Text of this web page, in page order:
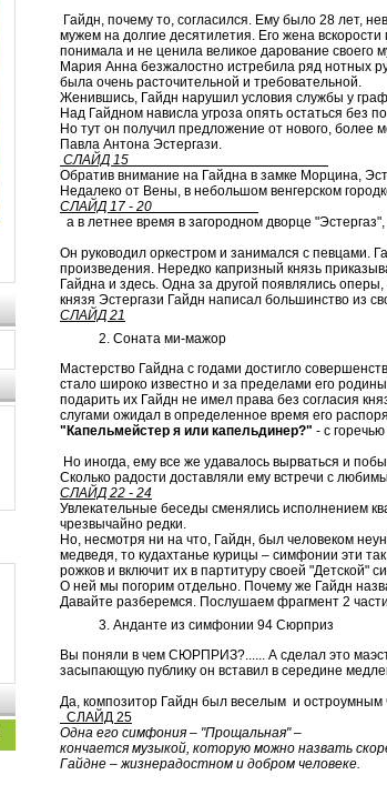
Гайдн, почему то, согласился. Ему было 28 лет,
мужем на долгие десятилетия. Его жена
понимала и не ценила великое дарование своего
Мария Анна безжалостно истребила ряд нотных
была очень расточительной и требовательной.
Женившись, Гайдн нарушил условия службы у
Над Гайдном нависла угроза опять остаться без
Но тут он получил предложение от нового, более
Павла Антона Эстергази.
СЛАЙД 15
Обратив внимание на Гайдна в замке Морцина,
Недалеко от Вены, в небольшом венгерском
СЛАЙД 17 - 20
а в летнее время в загородном дворце
Он руководил оркестром и занимался с певцами.
произведения. Нередко капризный князь
Гайдна и здесь. Одна за другой появлялись
князя Эстергази Гайдн написал большинство из
СЛАЙД 21
Соната ми-мажор
Мастерство Гайдна с годами достигло
стало широко известно и за пределами его
подарить их Гайдн не имел права без согласия
слугами ожидал в определенное время его
"Капельмейстер я или капельдинер?" - с
Но иногда, ему все же удавалось вырваться и
Сколько радости доставляли ему встречи с
СЛАЙД 22 - 24
Увлекательные беседы сменялись исполнением
чрезвычайно редки.
Но, несмотря ни на что, Гайдн, был человеком
медведя, то кудахтанье курицы – симфонии эти
рожков и включит их в партитуру своей
О ней мы погорим отдельно. Почему же Гайдн
Давайте разберемся. Послушаем фрагмент 2
Анданте из симфонии 94 Сюрприз
Вы поняли в чем СЮРПРИЗ?...... А сделал это
засыпающую публику он вставил в середине
Да, композитор Гайдн был веселым и остроумным
СЛАЙД 25
Одна его симфония – "Прощальная" –
кончается музыкой, которую можно назвать
Гайдне – жизнерадостном и добром человеке.